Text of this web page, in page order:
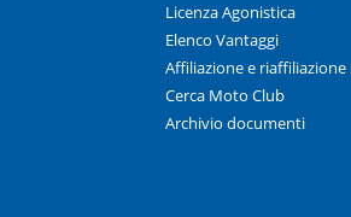
Licenza Agonistica
Elenco Vantaggi
Affiliazione e
Cerca Moto Club
Archivio documenti